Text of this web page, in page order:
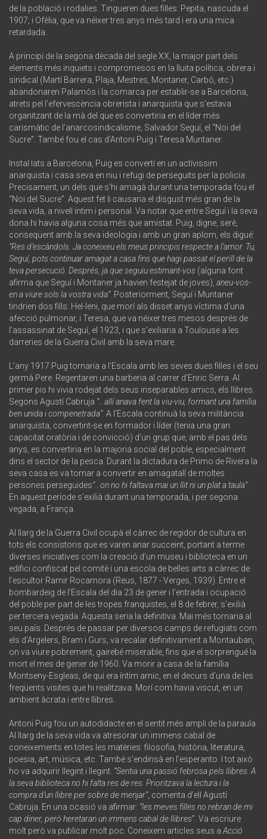
de la població i rodalies. Tingueren dues filles: Pepita, nascuda el
1907, i Ofèlia, que va néixer tres anys més tard i era una mica
retardada.
A principi de la segona dècada del segle XX, la major part dels
elements més inquiets i compromesos en la lluita política, obrera i
sindical (Martí Barrera, Plaja, Mestres, Montaner, Carbó, etc.)
abandonaren Palamós i la comarca per establir-se a Barcelona,
atrets pel l’efervescència obrerista i anarquista que s’estava
organitzant de la mà del que es convertiria en el líder més
carismàtic de l’anarcosindicalisme, Salvador Seguí, el “Noi del
Sucre”. També fou el cas d’Antoni Puig i Teresa Muntaner.
Instal·lats a Barcelona, Puig es convertí en un actívissim
anarquista i casa seva en niu i refugi de perseguits per la policia.
Precisament, un dels que s’hi amagà durant una temporada fou el
“Noi del Sucre”. Aquest fet li causaria el disgust més gran de la
seva vida, a nivell íntim i personal. Va notar que entre Seguí i la seva
dona hi havia alguna cosa més que amistat. Puig, digne, serè,
conseqüent amb la seva ideologia i amb un gran aplom, els digué:
“Res d’escàndols. Ja coneixeu els meus principis respecte a l’amor. Tu,
Seguí, pots continuar amagat a casa fins que hagi passat el perill de la
teva persecució. Després, ja que seguiu estimant-vos (alguna font
afirma que Seguí i Montaner ja havien festejat de joves), aneu-vos-
en a viure sols la vostra vida”. Posteriorment, Seguí i Muntaner
tindrien dos fills: Hel-leni, que morí als disset anys víctima d’una
afecció pulmonar, i Teresa, que va néixer tres mesos després de
l’assassinat de Seguí, el 1923, i que s’exiliaria a Toulouse a les
darreries de la Guerra Civil amb la seva mare.
L’any 1917 Puig tornaria a l’Escala amb les seves dues filles i el seu
germà Pere. Regentaren una barberia al carrer d’Enric Serra. Al
primer pis hi vivia rodejat dels seus inseparables amics, els llibres.
Segons Agustí Cabruja “…allí anava fent la viu-viu, formant una família
ben unida i compenetrada”. A l’Escala continuà la seva militància
anarquista, convertint-se en formador i líder (tenia una gran
capacitat oratòria i de convicció) d’un grup que, amb el pas dels
anys, es convertiria en la majoria social del poble, especialment
dins el sector de la pesca. Durant la dictadura de Primo de Rivera la
seva casa es va tornar a convertir en amagatall de moltes
persones perseguides“…on no hi faltava mai un llit ni un plat a taula”.
En aquest període s’exilià durant una temporada, i per segona
vegada, a França.
Al llarg de la Guerra Civil ocupà el càrrec de regidor de cultura en
tots els consistoris que es varen anar succeint, portant a terme
diverses iniciatives com la creació d’un museu i biblioteca en un
edifici confiscat pel comitè i una escola de belles arts a càrrec de
l’escultor Ramir Rocamora (Reus, 1877 - Verges, 1939). Entre el
bombardeig de l’Escala del dia 23 de gener i l’entrada i ocupació
del poble per part de les tropes franquistes, el 8 de febrer, s’exilià
per tercera vegada. Aquesta seria la definitiva. Mai més tornaria al
seu país. Després de passar per diversos camps de refugiats com
els d’Argelers, Bram i Gurs, va recalar definitivament a Montauban,
on va viure pobrement, gairebé miserable, fins que el sorprengué la
mort el mes de gener de 1960. Va morir a casa de la família
Montseny-Esgleas, de qui era íntim amic, en el decurs d’una de les
freqüents visites que hi realitzava. Morí com havia viscut, en un
ambient àcrata i entre llibres.
Antoni Puig fou un autodidacte en el sentit més ampli de la paraula.
Al llarg de la seva vida va atresorar un immens cabal de
coneixements en totes les matèries: filosofia, història, literatura,
poesia, art, música, etc. També s’endinsà en l’esperanto. I tot això
ho va adquirir llegint i llegint. “Sentia una passió febrosa pels llibres. A
la seva biblioteca no hi falta res de res. Prioritzava la lectura i la
compra d’un llibre per sobre de menjar”, comenta d’ell Agustí
Cabruja. En una ocasió va afirmar: “les meves filles no rebran de mi
cap diner, però heretaran un immens cabal de llibres”. Va escriure
molt però va publicar molt poc. Coneixem articles seus a Acció